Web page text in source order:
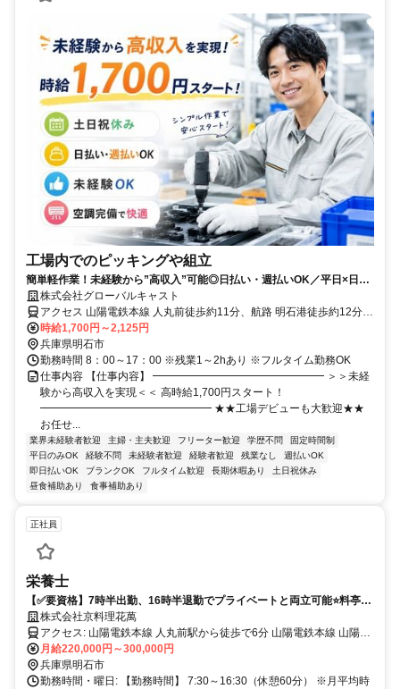
工場内でのピッキングや組立
簡単軽作業！未経験から”高収入”可能◎日払い・週払いOK／平日×日勤
のみ／空調完備で快適
株式会社グローバルキャスト
アクセス 山陽電鉄本線 人丸前徒歩約11分、航路 明石港徒歩約12分、
山陽電鉄本線 山陽明石東出口徒歩約14分
時給1,700円～2,125円
兵庫県明石市
勤務時間 8：00～17：00 ※残業1～2hあり ※フルタイム勤務OK
仕事内容 【仕事内容】 ━━━━━━━━━━━━━━━━ ＞＞未経
験から高収入を実現＜＜ 高時給1,700円スタート！
━━━━━━━━━━━━━━━━ ★★工場デビューも大歓迎★★
お任せ...
業界未経験者歓迎 主婦・主夫歓迎 フリーター歓迎 学歴不問
固定時間制
平日のみOK
経験不問 未経験者歓迎 経験者歓迎 残業なし
週払いOK
即日払いOK
ブランクOK フルタイム歓迎 長期休暇あり
土日祝休み
昼食補助あり
食事補助あり
正社員
栄養士
【✅要資格】7時半出勤、16時半退勤でプライベートと両立可能⭐料亭の
味を保育園へ！年間10万人の笑顔を支える✨
株式会社京料理花萬
アクセス: 山陽電鉄本線 人丸前駅から徒歩で6分 山陽電鉄本線 山陽明
石駅から徒歩で10分 JR神戸線(神戸～姫路) 明石駅から徒歩で10分 ◎
マイカー通勤可 駐車場あり ◎バイク・自転車通勤可（駐輪場代の自
己負担なし）
月給220,000円～300,000円
兵庫県明石市
勤務時間・曜日: 【勤務時間】 7:30～16:30（休憩60分） ※月平均時